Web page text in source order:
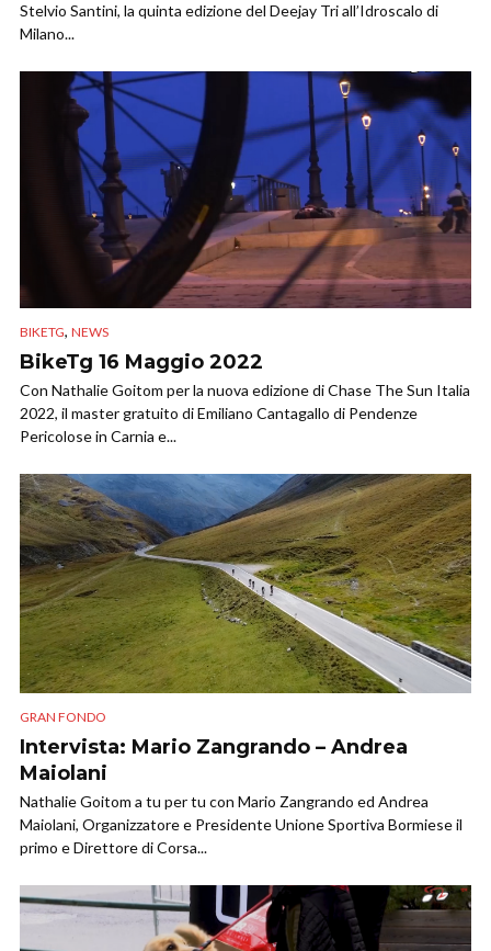
Stelvio Santini, la quinta edizione del Deejay Tri all’Idroscalo di
Milano...
BIKETG, NEWS
BikeTg 16 Maggio 2022
Con Nathalie Goitom per la nuova edizione di Chase The Sun Italia
2022, il master gratuito di Emiliano Cantagallo di Pendenze
Pericolose in Carnia e...
GRAN FONDO
Intervista: Mario Zangrando – Andrea
Maiolani
Nathalie Goitom a tu per tu con Mario Zangrando ed Andrea
Maiolani, Organizzatore e Presidente Unione Sportiva Bormiese il
primo e Direttore di Corsa...